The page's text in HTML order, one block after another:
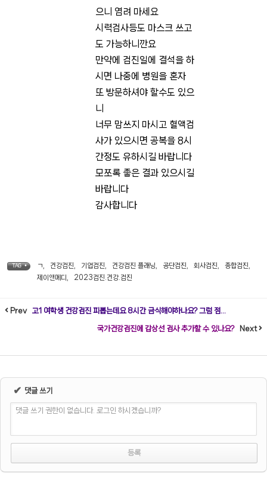
으니 염려 마세요
시력검사등도 마스크 쓰고
도 가능하니깐요
만약에 검진일에 결석을 하
시면 나중에 병원을 혼자
또 방문하셔야 할수도 있으
니
너무 맘쓰지 마시고 혈액검
사가 있으시면 공복을 8시
간정도 유하시길 바랍니다
모쪼록 좋은 결과 있으시길
바랍니다
감사합니다
TAG • ㄱ 건강검진 기업검진 건강검진 플래닝 공단검진 회사검진 종합검진
제이앤메디
2023검진.건강.검진
Prev 고1 여학생 건강검진 피뽑는데요 8시간 금식해야하나요? 그럼 점...
국가건강검진에 갑상선 검사 추가할 수 있나요? Next
✔ 댓글 쓰기
댓글 쓰기 권한이 없습니다. 로그인 하시겠습니까?